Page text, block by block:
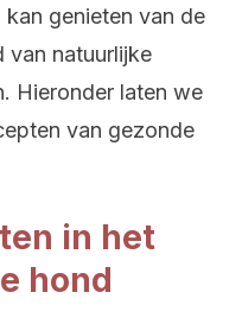
genieten van de
van natuurlijke
Hieronder laten we
van gezonde
in het
hond